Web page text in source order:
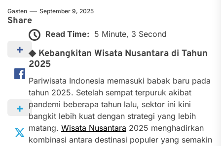
Gasten September 9, 2025
Share
Read Time: 5 Minute, 3 Second
◆ Kebangkitan Wisata Nusantara di Tahun
2025
Pariwisata Indonesia memasuki babak baru pada
tahun 2025. Setelah sempat terpuruk akibat
pandemi beberapa tahun lalu, sektor ini kini
bangkit lebih kuat dengan strategi yang lebih
matang. Wisata Nusantara 2025 menghadirkan
kombinasi antara destinasi populer yang semakin